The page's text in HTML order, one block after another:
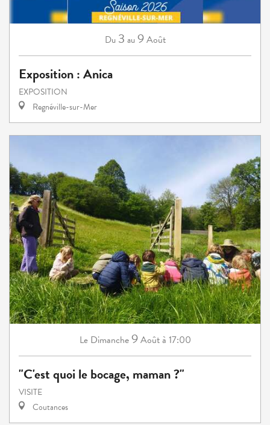
Du 3 au 9Août
Exposition : Anica
EXPOSITION
Regnéville-sur-Mer
Le Dimanche9Aoûtà 17:00
"C'est quoi le bocage, maman ?"
VISITE
Coutances